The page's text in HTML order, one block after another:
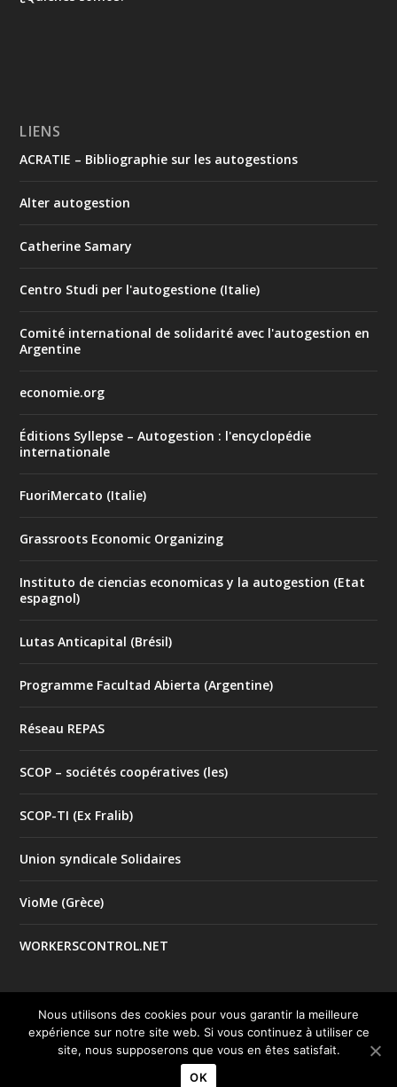
LIENS
ACRATIE – Bibliographie sur les autogestions
Alter autogestion
Catherine Samary
Centro Studi per l'autogestione (Italie)
Comité international de solidarité avec l'autogestion en
Argentine
economie.org
Éditions Syllepse – Autogestion : l'encyclopédie
internationale
FuoriMercato (Italie)
Grassroots Economic Organizing
Instituto de ciencias economicas y la autogestion (Etat
espagnol)
Lutas Anticapital (Brésil)
Programme Facultad Abierta (Argentine)
Réseau REPAS
SCOP – sociétés coopératives (les)
SCOP-TI (Ex Fralib)
Union syndicale Solidaires
VioMe (Grèce)
WORKERSCONTROL.NET
© 2017 Tous droits réservés |Mentions Légales| Créé par
le studioGood Impact
Nous utilisons des cookies pour vous garantir la meilleure
expérience sur notre site web. Si vous continuez à utiliser ce
site, nous supposerons que vous en êtes satisfait.
OK